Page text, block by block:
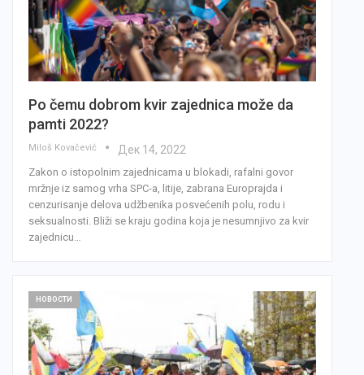
Po čemu dobrom kvir zajednica može da
pamti 2022?
Miloš Kovačević Дек 14, 2022
Zakon o istopolnim zajednicama u blokadi, rafalni govor
mržnje iz samog vrha SPC-a, litije, zabrana Europrajda i
cenzurisanje delova udžbenika posvećenih polu, rodu i
seksualnosti. Bliži se kraju godina koja je nesumnjivo za kvir
zajednicu…
НОВОСТИ